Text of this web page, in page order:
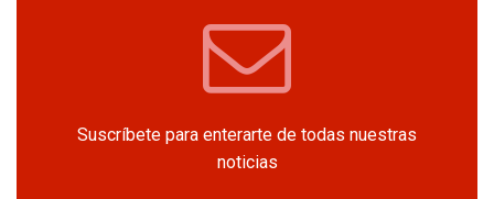
Suscríbete para enterarte de todas nuestras
noticias